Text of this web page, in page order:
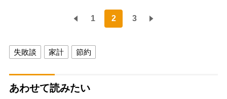
1 2 3
失敗談 家計 節約
あわせて読みたい